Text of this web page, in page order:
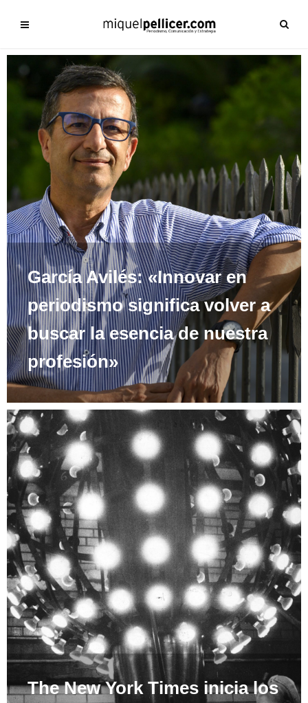
García Avilés: «Innovar en
periodismo significa volver a
buscar la esencia de nuestra
profesión»
The New York Times inicia los